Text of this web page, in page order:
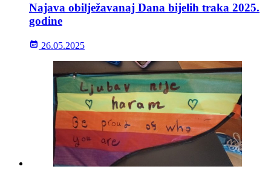
Najava obilježavanaj Dana bijelih traka 2025.
godine
26.05.2025